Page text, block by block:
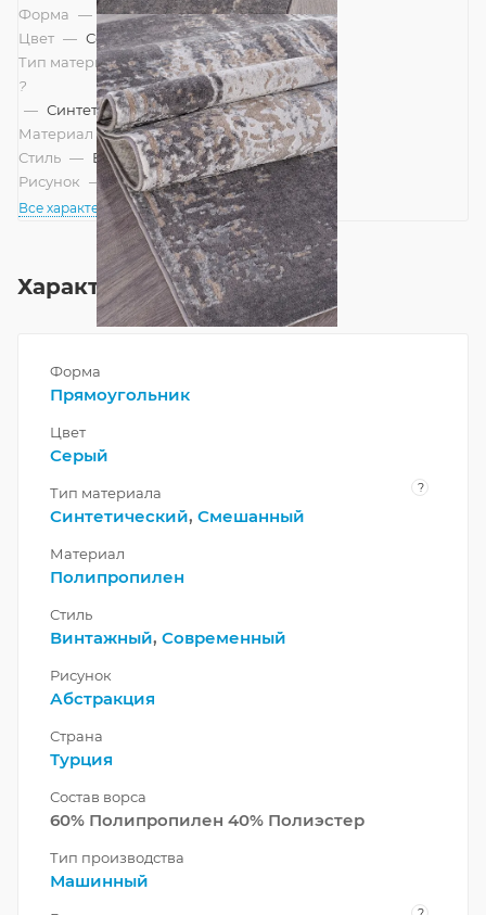
Форма — Прямоугольник
Цвет — Серый
Тип материала
?
— Синтетический, Смешанный
Материал — Полипропилен
Стиль — Винтажный, Современный
Рисунок — Абстракция
Все характеристики
Характеристики
Форма
Прямоугольник
Цвет
Серый
Тип материала ?
Синтетический, Смешанный
Материал
Полипропилен
Стиль
Винтажный, Современный
Рисунок
Абстракция
Страна
Турция
Состав ворса
60% Полипропилен 40% Полиэстер
Тип производства
Машинный